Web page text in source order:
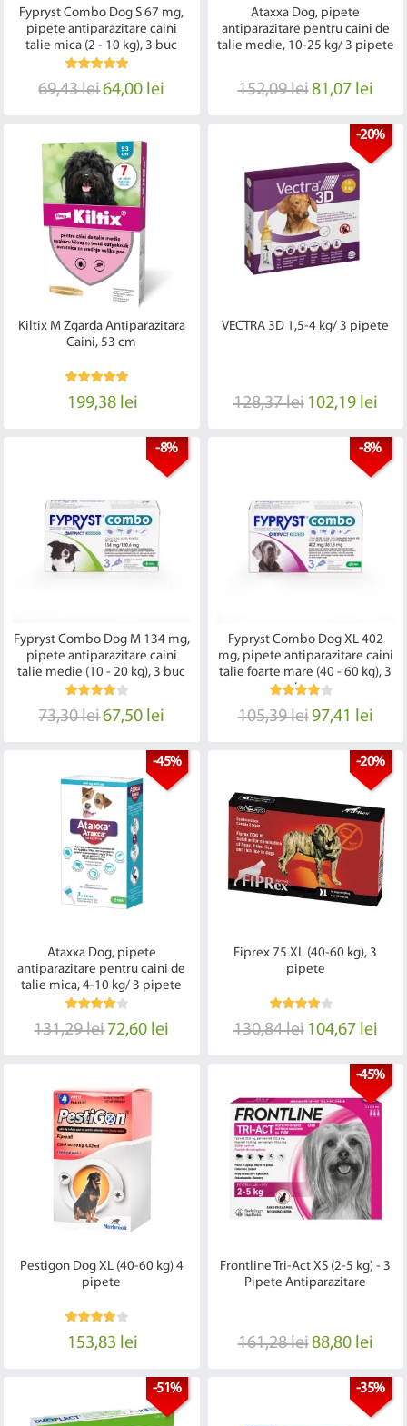
Fypryst Combo Dog S 67 mg,
pipete antiparazitare caini
talie mica (2 - 10 kg), 3 buc
69,43 lei64,00 lei
Ataxxa Dog, pipete
antiparazitare pentru caini de
talie medie, 10-25 kg/ 3 pipete
152,09 lei81,07 lei
Kiltix M Zgarda Antiparazitara
Caini, 53 cm
199,38 lei
-20%
VECTRA 3D 1,5-4 kg/ 3 pipete
128,37 lei 102,19 lei
-8%
Fypryst Combo Dog M 134 mg,
pipete antiparazitare caini
talie medie (10 - 20 kg), 3 buc
73,30 lei67,50 lei
-8%
Fypryst Combo Dog XL 402
mg, pipete antiparazitare caini
talie foarte mare (40 - 60 kg), 3
buc
105,39 lei97,41 lei
-45%
Ataxxa Dog, pipete
antiparazitare pentru caini de
talie mica, 4-10 kg/ 3 pipete
131,29 lei72,60 lei
-20%
Fiprex 75 XL (40-60 kg), 3
pipete
130,84 lei 104,67 lei
Pestigon Dog XL (40-60 kg) 4
pipete
153,83 lei
-45%
Frontline Tri-Act XS (2-5 kg) - 3
Pipete Antiparazitare
161,28 lei88,80 lei
-51% -35%